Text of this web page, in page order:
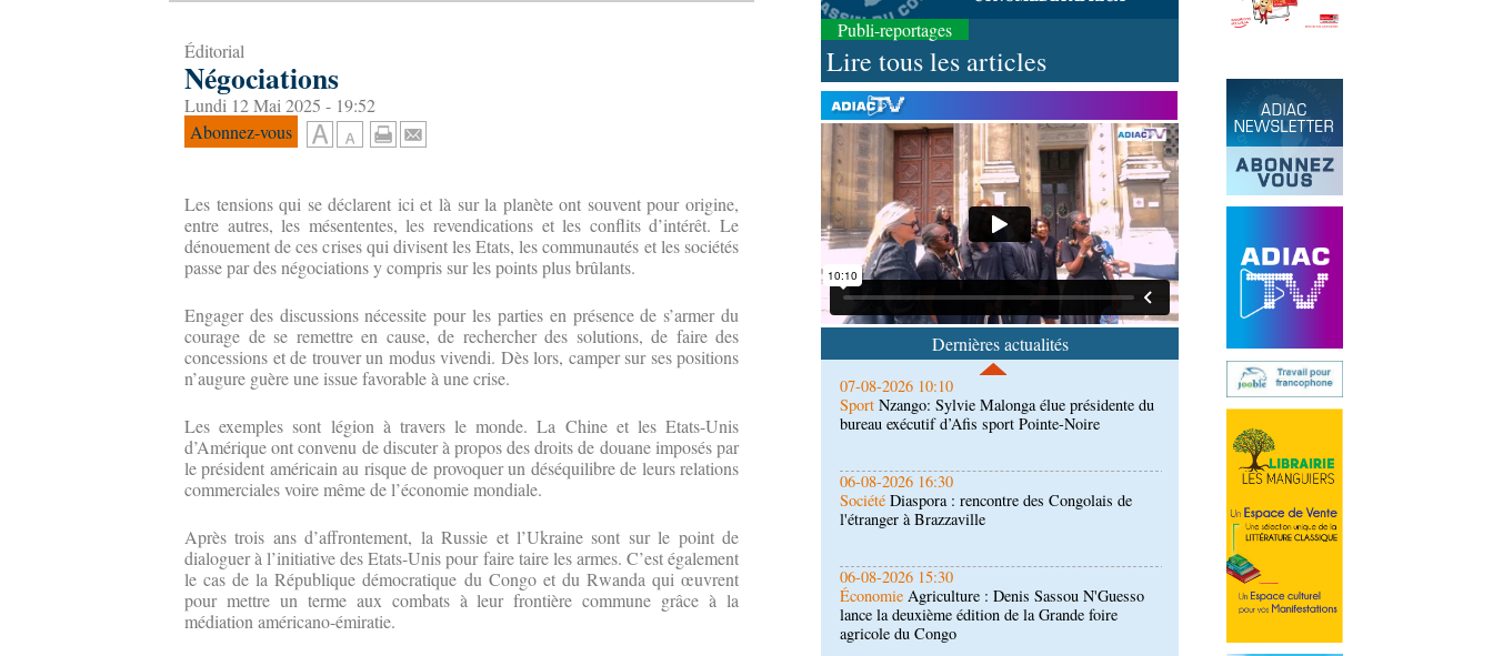
Éditorial
Négociations
Lundi 12 Mai 2025 - 19:52
Abonnez-vous
Les tensions qui se déclarent ici et là sur la planète ont souvent pour origine,
entre autres, les mésententes, les revendications et les conflits d’intérêt. Le
dénouement de ces crises qui divisent les Etats, les communautés et les sociétés
passe par des négociations y compris sur les points plus brûlants.
Engager des discussions nécessite pour les parties en présence de s’armer du
courage de se remettre en cause, de rechercher des solutions, de faire des
concessions et de trouver un modus vivendi. Dès lors, camper sur ses positions
n’augure guère une issue favorable à une crise.
Les exemples sont légion à travers le monde. La Chine et les Etats-Unis
d’Amérique ont convenu de discuter à propos des droits de douane imposés par
le président américain au risque de provoquer un déséquilibre de leurs relations
commerciales voire même de l’économie mondiale.
Après trois ans d’affrontement, la Russie et l’Ukraine sont sur le point de
dialoguer à l’initiative des Etats-Unis pour faire taire les armes. C’est également
le cas de la République démocratique du Congo et du Rwanda qui œuvrent
pour mettre un terme aux combats à leur frontière commune grâce à la
médiation américano-émiratie.
Publi-reportages
Lire tous les articles
Dernières actualités
07-08-2026 10:18
Afrique-MondeAfrique de l'Ouest : les mafias du
numérique inventent une nouvelle traite humaine
07-08-2026 10:10
Nzango: Sylvie Malonga élue présidente du
bureau exécutif d’Afis sport Pointe-Noire
06-08-2026 16:30
SociétéDiaspora : rencontre des Congolais de
l'étranger à Brazzaville
06-08-2026 15:30
ÉconomieAgriculture : Denis Sassou N'Guesso
lance la deuxième édition de la Grande foire
06-08-2026 15:10
SociétéUMNG : 145 enseignants-chercheurs
promus aux sessions du Cames